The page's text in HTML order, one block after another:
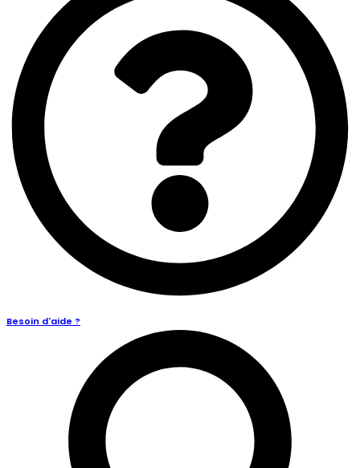
Besoin d'aide ?